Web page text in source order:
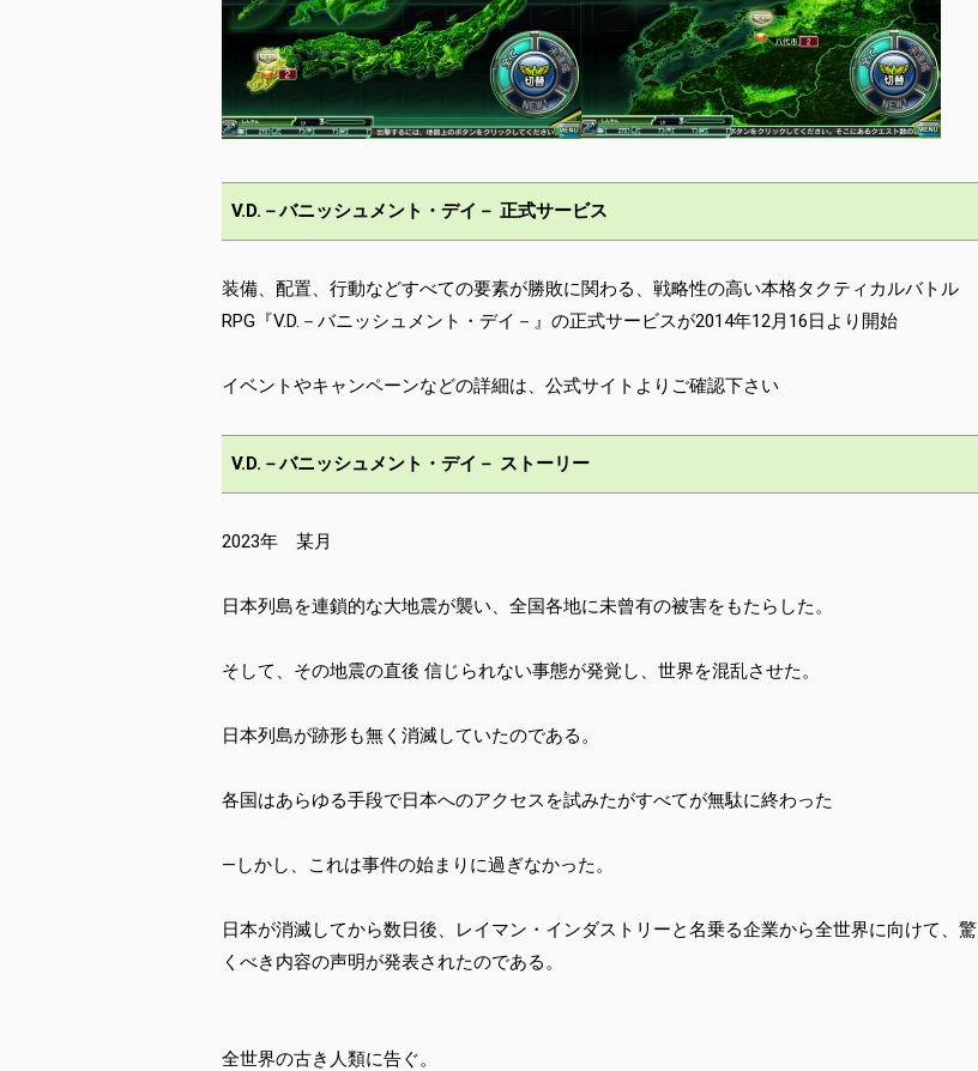
V.D.－バニッシュメント・デイ－ 正式サービス
装備、配置、行動などすべての要素が勝敗に関わる、戦略性の高い本格タクティカルバトル
RPG『V.D.－バニッシュメント・デイ－』の正式サービスが2014年12月16日より開始
イベントやキャンペーンなどの詳細は、公式サイトよりご確認下さい
V.D.－バニッシュメント・デイ－ ストーリー
2023年 某月
日本列島を連鎖的な大地震が襲い、全国各地に未曾有の被害をもたらした。
そして、その地震の直後 信じられない事態が発覚し、世界を混乱させた。
日本列島が跡形も無く消滅していたのである。
各国はあらゆる手段で日本へのアクセスを試みたがすべてが無駄に終わった
―しかし、これは事件の始まりに過ぎなかった。
日本が消滅してから数日後、レイマン・インダストリーと名乗る企業から全世界に向けて、驚
くべき内容の声明が発表されたのである。
全世界の古き人類に告ぐ。